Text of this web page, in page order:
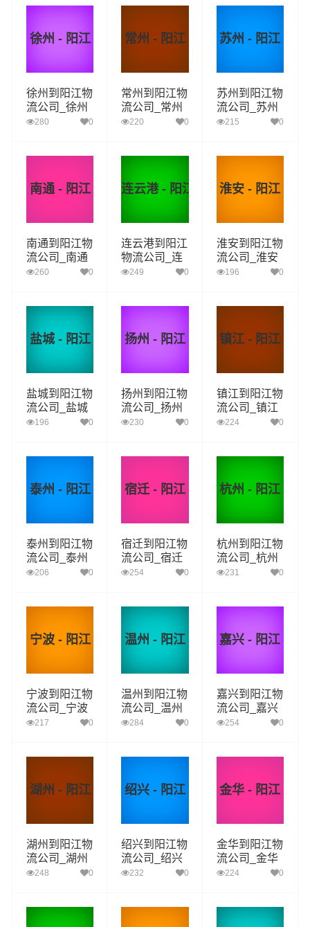
徐州 - 阳江
徐州到阳江物
流公司_徐州
到阳江货运_
280 0
常州 - 阳江
常州到阳江物
流公司_常州
到阳江货运_
220 0
苏州 - 阳江
苏州到阳江物
流公司_苏州
到阳江货运_
215 0
南通 - 阳江
南通到阳江物
流公司_南通
到阳江货运_
260 0
连云港 - 阳江
连云港到阳江
物流公司_连
云港到阳江货
249 0
淮安 - 阳江
淮安到阳江物
流公司_淮安
到阳江货运_
196 0
盐城 - 阳江
盐城到阳江物
流公司_盐城
到阳江货运_
196 0
扬州 - 阳江
扬州到阳江物
流公司_扬州
到阳江货运_
230 0
镇江 - 阳江
镇江到阳江物
流公司_镇江
到阳江货运_
224 0
泰州 - 阳江
泰州到阳江物
流公司_泰州
到阳江货运_
206 0
宿迁 - 阳江
宿迁到阳江物
流公司_宿迁
到阳江货运_
254 0
杭州 - 阳江
杭州到阳江物
流公司_杭州
到阳江货运_
231 0
宁波 - 阳江
宁波到阳江物
流公司_宁波
到阳江货运_
217 0
温州 - 阳江
温州到阳江物
流公司_温州
到阳江货运_
284 0
嘉兴 - 阳江
嘉兴到阳江物
流公司_嘉兴
到阳江货运_
254 0
湖州 - 阳江
湖州到阳江物
流公司_湖州
到阳江货运_
248 0
绍兴 - 阳江
绍兴到阳江物
流公司_绍兴
到阳江货运_
232 0
金华 - 阳江
金华到阳江物
流公司_金华
到阳江货运_
224 0